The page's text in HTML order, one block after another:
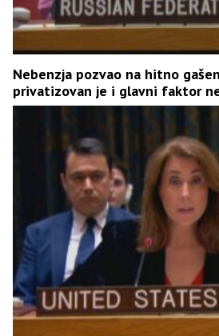
Nebenzja pozvao na hitno
privatizovan je i glavni faktor